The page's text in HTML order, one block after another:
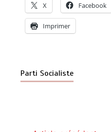
X Facebook
Imprimer
Parti Socialiste